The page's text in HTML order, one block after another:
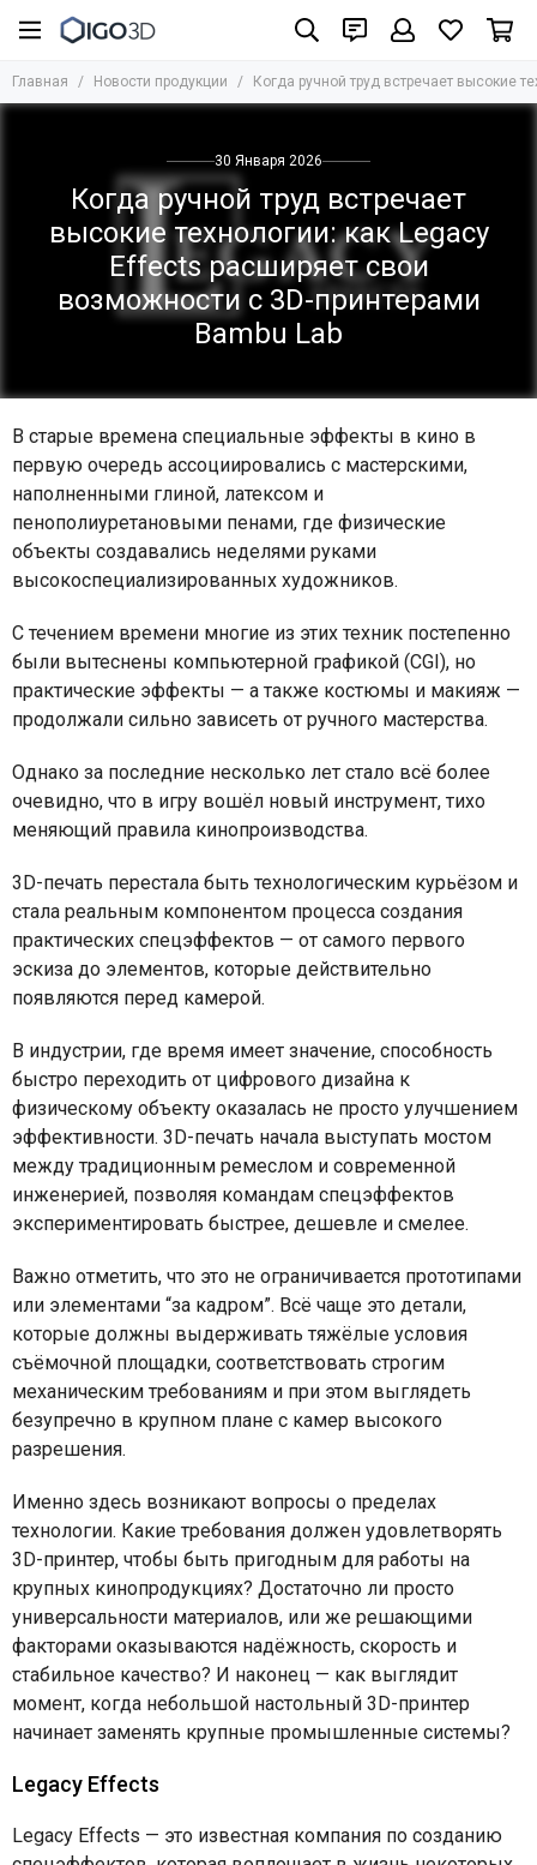
Главная Новости продукции Когда ручной труд встречает высокие
30 Января 2026
Когда ручной труд встречает
высокие технологии: как Legacy
Effects расширяет свои
возможности с 3D-принтерами
Bambu Lab
В старые времена специальные эффекты в кино в
первую очередь ассоциировались с мастерскими,
наполненными глиной, латексом и
пенополиуретановыми пенами, где физические
объекты создавались неделями руками
высокоспециализированных художников.
С течением времени многие из этих техник постепенно
были вытеснены компьютерной графикой (CGI), но
практические эффекты — а также костюмы и макияж —
продолжали сильно зависеть от ручного мастерства.
Однако за последние несколько лет стало всё более
очевидно, что в игру вошёл новый инструмент, тихо
меняющий правила кинопроизводства.
3D-печать перестала быть технологическим курьёзом и
стала реальным компонентом процесса создания
практических спецэффектов — от самого первого
эскиза до элементов, которые действительно
появляются перед камерой.
В индустрии, где время имеет значение, способность
быстро переходить от цифрового дизайна к
физическому объекту оказалась не просто улучшением
эффективности. 3D-печать начала выступать мостом
между традиционным ремеслом и современной
инженерией, позволяя командам спецэффектов
экспериментировать быстрее, дешевле и смелее.
Важно отметить, что это не ограничивается прототипами
или элементами “за кадром”. Всё чаще это детали,
которые должны выдерживать тяжёлые условия
съёмочной площадки, соответствовать строгим
механическим требованиям и при этом выглядеть
безупречно в крупном плане с камер высокого
разрешения.
Именно здесь возникают вопросы о пределах
технологии. Какие требования должен удовлетворять
3D-принтер, чтобы быть пригодным для работы на
крупных кинопродукциях? Достаточно ли просто
универсальности материалов, или же решающими
факторами оказываются надёжность, скорость и
стабильное качество? И наконец — как выглядит
момент, когда небольшой настольный 3D-принтер
начинает заменять крупные промышленные системы?
Legacy Effects
Legacy Effects — это известная компания по созданию